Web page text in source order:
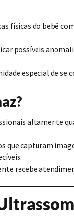
físicas do bebê
possíveis
especial de se
altamente
capturam
recebe